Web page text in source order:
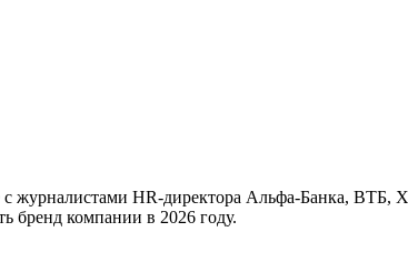
с журналистами HR-директора Альфа-Банка,
бренд компании в 2026 году.